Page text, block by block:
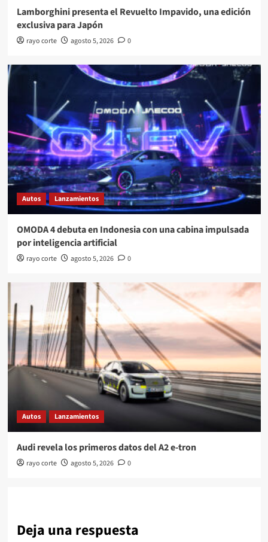
Lamborghini presenta el Revuelto Impavido, una edición
exclusiva para Japón
rayo corte agosto 5, 2026 0
Autos Lanzamientos
OMODA 4 debuta en Indonesia con una cabina impulsada
por inteligencia artificial
rayo corte agosto 5, 2026 0
Autos Lanzamientos
Audi revela los primeros datos del A2 e-tron
rayo corte agosto 5, 2026 0
Deja una respuesta